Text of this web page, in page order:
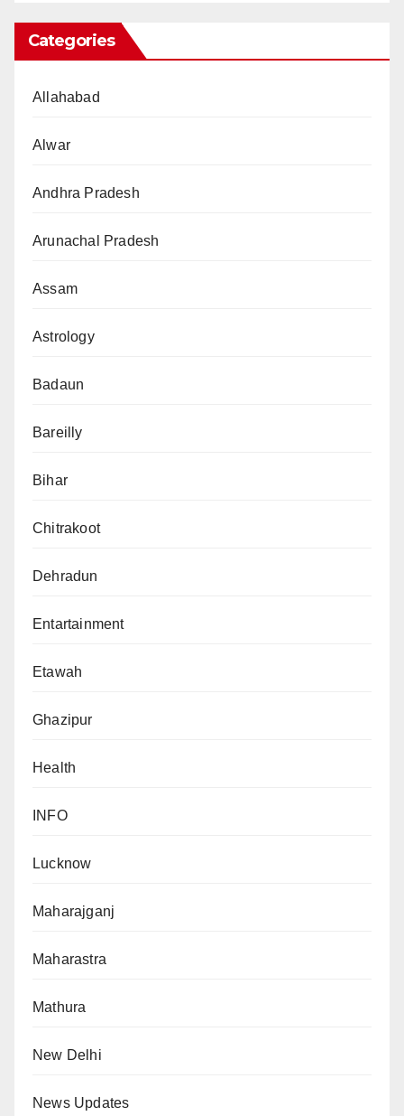
Categories
Allahabad
Alwar
Andhra Pradesh
Arunachal Pradesh
Assam
Astrology
Badaun
Bareilly
Bihar
Chitrakoot
Dehradun
Entartainment
Etawah
Ghazipur
Health
INFO
Lucknow
Maharajganj
Maharastra
Mathura
New Delhi
News Updates